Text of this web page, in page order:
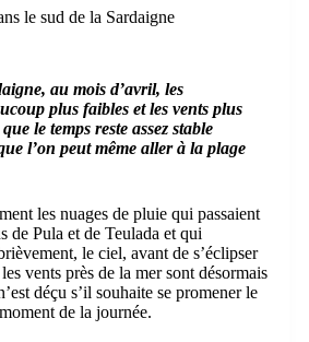
le sud de la Sardaigne
au mois d’avril, les
plus faibles et les vents plus
le temps reste assez stable
l’on peut même aller à la plage
les nuages de pluie qui passaient
de Pula et de Teulada et qui
le ciel, avant de s’éclipser
vents près de la mer sont désormais
déçu s’il souhaite se promener le
de la journée.